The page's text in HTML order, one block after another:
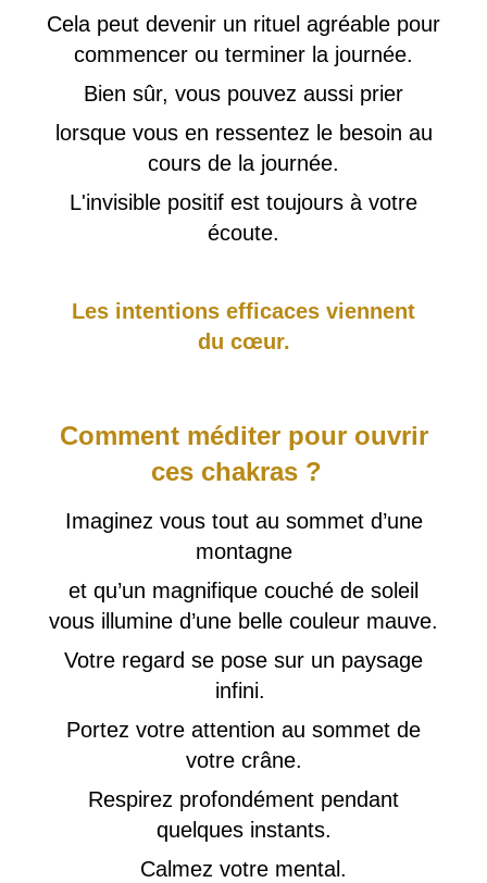
Cela peut devenir un rituel agréable pour
commencer ou terminer la journée.
Bien sûr, vous pouvez aussi prier
lorsque vous en ressentez le besoin au
cours de la journée.
L'invisible positif est toujours à votre
écoute.
Les intentions efficaces viennent
du cœur.
Comment méditer pour ouvrir
ces chakras ?
Imaginez vous tout au sommet d’une
montagne
et qu’un magnifique couché de soleil
vous illumine d’une belle couleur mauve.
Votre regard se pose sur un paysage
infini.
Portez votre attention au sommet de
votre crâne.
Respirez profondément pendant
quelques instants.
Calmez votre mental.